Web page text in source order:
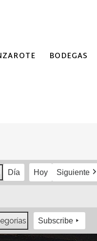
BODEGAS
Día Hoy Siguiente
Subscribe